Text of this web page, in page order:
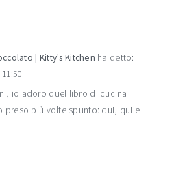
| Kitty's Kitchen ha detto:
, io adoro quel libro di cucina
preso più volte spunto: qui, qui e